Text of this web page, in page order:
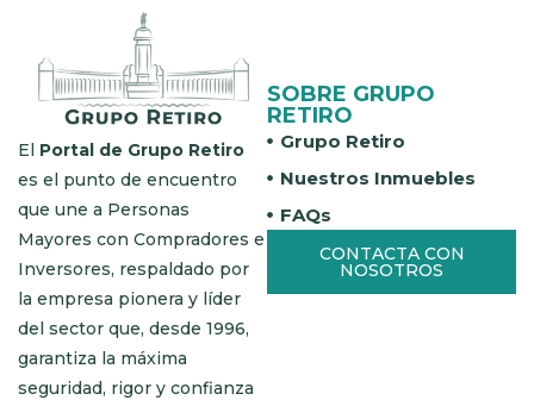
El Portal de Grupo Retiro
es el punto de encuentro
que une a Personas
Mayores con Compradores e
Inversores, respaldado por
la empresa pionera y líder
del sector que, desde 1996,
garantiza la máxima
seguridad, rigor y confianza
SOBRE GRUPO
RETIRO
Grupo Retiro
Nuestros Inmuebles
FAQs
CONTACTA CON
NOSOTROS